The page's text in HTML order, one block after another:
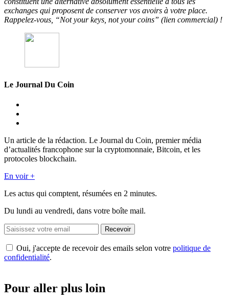
exchanges qui proposent de conserver vos avoirs à votre place.
Rappelez-vous, “Not your keys, not your coins” (lien commercial) !
Le Journal Du Coin
Un article de la rédaction. Le Journal du Coin, premier média
d’actualités francophone sur la cryptomonnaie, Bitcoin, et les
protocoles blockchain.
En voir +
Les actus qui comptent, résumées en 2 minutes.
Du lundi au vendredi, dans votre boîte mail.
Recevoir
Oui, j'accepte de recevoir des emails selon votre politique de
confidentialité.
Pour aller plus loin